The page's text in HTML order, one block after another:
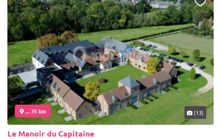
... 35 km (13)
Le Manoir du Capitaine